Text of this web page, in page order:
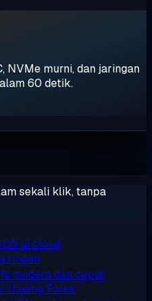
NVMe murni, dan jaringan
60 detik.
sekali klik, tanpa
di cloud
ringan
modern dan cepat
trading Forex